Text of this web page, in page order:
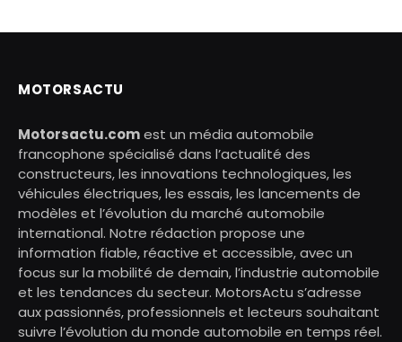
MOTORSACTU
Motorsactu.comest un média automobile
francophone spécialisé dans l’actualité des
constructeurs, les innovations technologiques, les
véhicules électriques, les essais, les lancements de
modèles et l’évolution du marché automobile
international. Notre rédaction propose une
information fiable, réactive et accessible, avec un
focus sur la mobilité de demain, l’industrie automobile
et les tendances du secteur. MotorsActu s’adresse
aux passionnés, professionnels et lecteurs souhaitant
suivre l’évolution du monde automobile en temps réel.